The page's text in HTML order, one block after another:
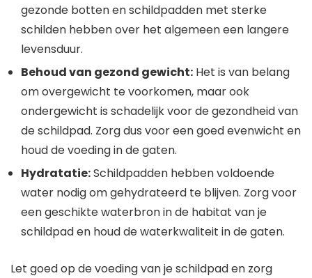
gezonde botten en schildpadden met sterke
schilden hebben over het algemeen een langere
levensduur.
Behoud van gezond gewicht: Het is van belang
om overgewicht te voorkomen, maar ook
ondergewicht is schadelijk voor de gezondheid van
de schildpad. Zorg dus voor een goed evenwicht en
houd de voeding in de gaten.
Hydratatie:Schildpadden hebben voldoende
water nodig om gehydrateerd te blijven. Zorg voor
een geschikte waterbron in de habitat van je
schildpad en houd de waterkwaliteit in de gaten.
Let goed op de voeding van je schildpad en zorg